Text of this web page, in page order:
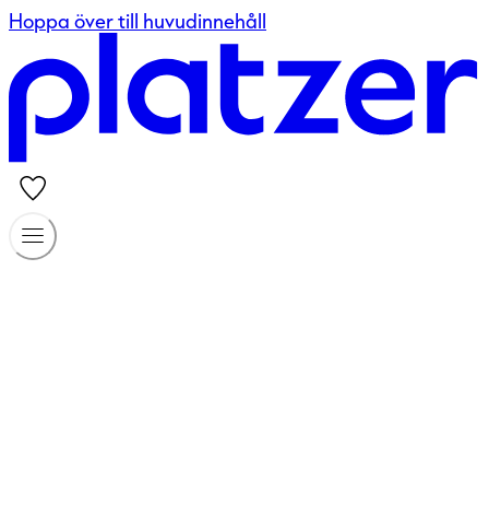
Hoppa över till huvudinnehåll